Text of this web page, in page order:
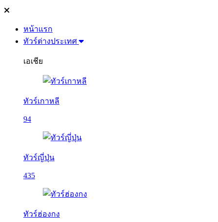
หน้าแรก
ทัวร์ต่างประเทศ
เอเชีย
ทัวร์เกาหลี
94
ทัวร์ญี่ปุ่น
435
ทัวร์ฮ่องกง